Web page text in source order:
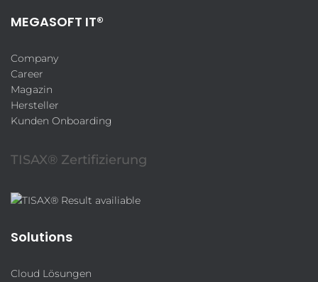
MEGASOFT IT®
Company
Career
Magazin
Hersteller
Kunden Onboarding
TISAX® Zertifizierung
Solutions
Cloud Lösungen